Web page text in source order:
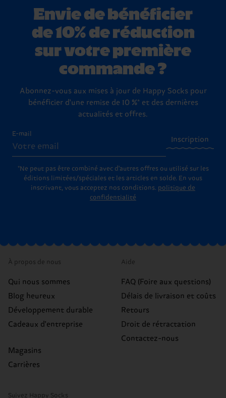
Envie de bénéficier
de 10% de réduction
sur votre première
commande ?
Abonnez-vous aux mises à jour de Happy Socks pour
bénéficier d'une remise de 10 %* et des dernières
actualités et offres.
E-mail
Inscription
*Ne peut pas être combiné avec d'autres offres ou utilisé sur les
éditions limitées/spéciales et les articles en solde. En vous
inscrivant, vous acceptez nos conditions. politique de
confidentialité
À propos de nous
Qui nous sommes
Blog heureux
Développement durable
Cadeaux d'entreprise
Magasins
Carrières
Aide
FAQ (Foire aux questions)
Délais de livraison et coûts
Retours
Droit de rétractation
Contactez-nous
Suivez Happy Socks